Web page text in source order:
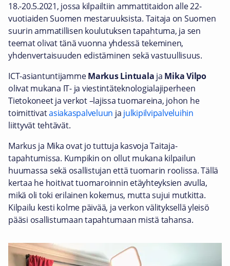
18.-20.5.2021, jossa kilpailtiin ammattitaidon alle 22-
vuotiaiden Suomen mestaruuksista. Taitaja on Suomen
suurin ammatillisen koulutuksen tapahtuma, ja sen
teemat olivat tänä vuonna yhdessä tekeminen,
yhdenvertaisuuden edistäminen sekä vastuullisuus.
ICT-asiantuntijammeMarkus Lintuala ja Mika Vilpo
olivat mukana IT- ja viestintäteknologialajiperheen
Tietokoneet ja verkot –lajissa tuomareina, johon he
toimittivatasiakaspalveluun ja julkipilvipalveluihin
liittyvät tehtävät.
Markus ja Mika ovat jo tuttuja kasvoja Taitaja-
tapahtumissa. Kumpikin on ollut mukana kilpailun
huumassa sekä osallistujan että tuomarin roolissa. Tällä
kertaa he hoitivat tuomaroinnin etäyhteyksien avulla,
mikä oli toki erilainen kokemus, mutta sujui mutkitta.
Kilpailu kesti kolme päivää, ja verkon välityksellä yleisö
pääsi osallistumaan tapahtumaan mistä tahansa.